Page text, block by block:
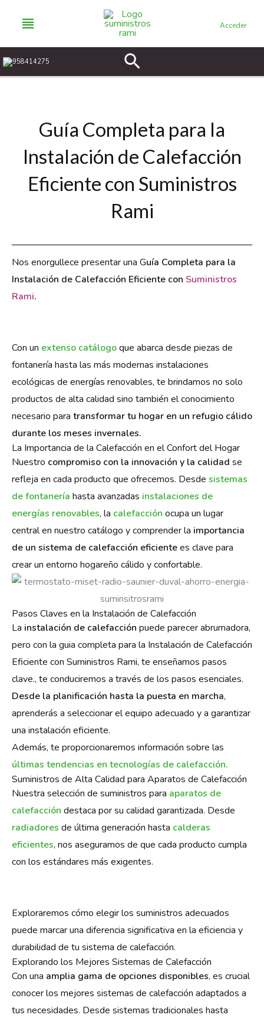
Acceder
958414275 Buscar
Guía Completa para la
Instalación de Calefacción
Eficiente con Suministros
Rami
Nos enorgullece presentar una Guía Completa para la
Instalación de Calefacción Eficiente con Suministros
Rami.
Con un extenso catálogoque abarca desde piezas de
fontanería hasta las más modernas instalaciones
ecológicas de energías renovables, te brindamos no solo
productos de alta calidad sino también el conocimiento
necesario para transformar tu hogar en un refugio cálido
durante los meses invernales.
La Importancia de la Calefacción en el Confort del Hogar
Nuestro compromiso con la innovación y la calidad se
refleja en cada producto que ofrecemos. Desde sistemas
de fontanería hasta avanzadas instalaciones de
energías renovables, la calefacción ocupa un lugar
central en nuestro catálogo ycomprender la importancia
de un sistema de calefacción eficientees clave para
crear un entorno hogareño cálido y confortable.
Pasos Claves en la Instalación de Calefacción
La instalación de calefacción puede parecer abrumadora,
pero con la guia completa para la Instalación de Calefacción
Eficiente con Suministros Rami, te enseñamos pasos
clave., te conduciremos a través de los pasos esenciales.
Desde la planificación hasta la puesta en marcha,
aprenderás a seleccionar el equipo adecuado y a garantizar
una instalación eficiente.
Además, te proporcionaremos información sobre las
últimas tendencias en tecnologías de calefacción.
Suministros de Alta Calidad para Aparatos de Calefacción
Nuestra selección de suministros para aparatos de
calefacción destaca por su calidad garantizada. Desde
radiadores de última generación hasta calderas
eficientes, nos aseguramos de que cada producto cumpla
con los estándares más exigentes.
Exploraremos cómo elegir los suministros adecuados
puede marcar una diferencia significativa en la eficiencia y
durabilidad de tu sistema de calefacción.
Explorando los Mejores Sistemas de Calefacción
Con una amplia gama de opciones disponibles, es crucial
conocer los mejores sistemas de calefacción adaptados a
tus necesidades. Desde sistemas tradicionales hasta